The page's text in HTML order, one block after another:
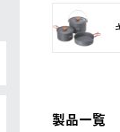
製品一覧